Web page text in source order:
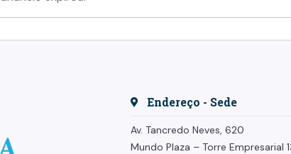
Endereço - Sede
Av. Tancredo Neves, 620
Mundo Plaza – Torre Empresarial